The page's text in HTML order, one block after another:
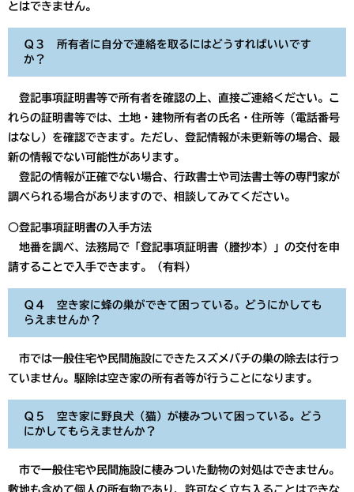
とはできません。
Ｑ３ 所有者に自分で連絡を取るにはどうすればいいです
か？
登記事項証明書等で所有者を確認の上、直接ご連絡ください。こ
れらの証明書等では、土地・建物所有者の氏名・住所等（電話番号
はなし）を確認できます。ただし、登記情報が未更新等の場合、最
新の情報でない可能性があります。
登記の情報が正確でない場合、行政書士や司法書士等の専門家が
調べられる場合がありますので、相談してみてください。
○登記事項証明書の入手方法
地番を調べ、法務局で「登記事項証明書（謄抄本）」の交付を申
請することで入手できます。（有料）
Ｑ４ 空き家に蜂の巣ができて困っている。どうにかしても
らえませんか？
市では一般住宅や民間施設にできたスズメバチの巣の除去は行っ
ていません。駆除は空き家の所有者等が行うことになります。
Ｑ５ 空き家に野良犬（猫）が棲みついて困っている。どう
にかしてもらえませんか？
市で一般住宅や民間施設に棲みついた動物の対処はできません。
敷地も含めて個人の所有物であり、許可なく立ち入ることはできな